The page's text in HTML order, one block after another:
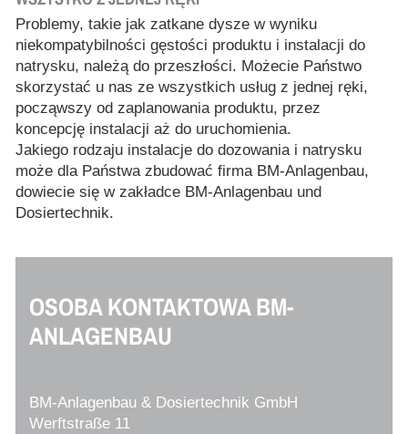
Problemy, takie jak zatkane dysze w wyniku
niekompatybilności gęstości produktu i instalacji do
natrysku, należą do przeszłości. Możecie Państwo
skorzystać u nas ze wszystkich usług z jednej ręki,
począwszy od zaplanowania produktu, przez
koncepcję instalacji aż do uruchomienia.
Jakiego rodzaju instalacje do dozowania i natrysku
może dla Państwa zbudować firma BM-Anlagenbau,
dowiecie się w zakładce BM-Anlagenbau und
Dosiertechnik.
OSOBA KONTAKTOWA BM-
ANLAGENBAU
BM-Anlagenbau & Dosiertechnik GmbH
Werftstraße 11